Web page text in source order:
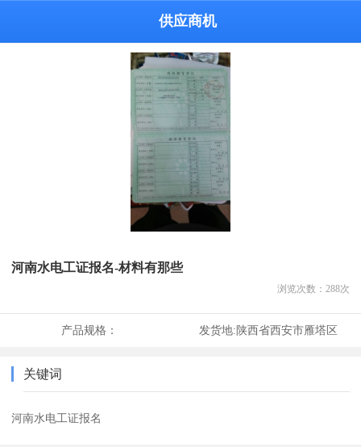
供应商机
河南水电工证报名-材料有那些
浏览次数： 288次
产品规格： 发货地:陕西省西安市雁塔区
关键词
河南水电工证报名